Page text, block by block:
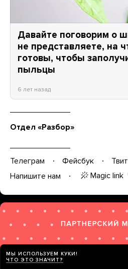
Давайте поговорим о
не представляете, на
готовы, чтобы
пыльцы
6 лет назад
Отдел «Разбор»
Телеграм Фейсбук
Напишите нам
Magic link
МЫ ИСПОЛЬЗУЕМ КУКИ!
ЧТО ЭТО ЗНАЧИТ?